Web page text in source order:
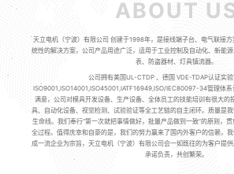
ABOUT
天立电机（宁波）有限公司 创建于1998年，是接线端子台、电气联接
统性的解决方案，公司产品用途广泛，适用于工业控制及自动化、新能
表、防盗器材、灯具镇流器。
公司拥有美国UL-CTDP 、德国 VDE-TDAP认证实
ISO9001,ISO14001,ISO45001,IATF16949,ISO/IEC80097-34管理体系
满意，公司对模具开发设备、生产设备、全体员工的技能培训有很大的
具、自动化设备、视觉检测、试验验证等全工艺链的自主闭环。质量是
生命线。我们奉行“第一次就把事情做好，批量产品做到一致”的原则，
全过程。值得庆幸和自豪的是，我们的努力赢来了国内外客户的信赖，
成一流企业为宗旨，天立电机（宁波）有限公司会一如既往的为客户提
承诺负责，共创繁荣。